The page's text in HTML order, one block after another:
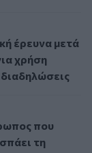
έρευνα μετά
έρευνα μετά
χρήση
που
που
τη